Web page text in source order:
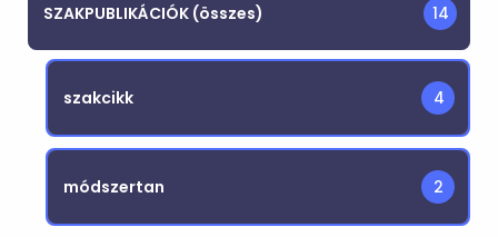
SZAKPUBLIKÁCIÓK (összes) 14
szakcikk 4
módszertan 2